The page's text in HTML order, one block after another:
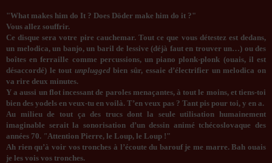
"What makes him do It ? Does Döder make him do it ?"
Vous allez souffrir.
Ce disque sera votre pire cauchemar. Tout ce que vous détestez est dedans,
un melodica, un banjo, un baril de lessive (déjà faut en trouver un…) ou des
boîtes en ferraille comme percussions, un piano plonk-plonk (ouais, il est
désaccordé) le tout unpluggedbien sûr, essaie d’électrifier un melodica on
va rire deux minutes.
Y a aussi un flot incessant de paroles menaçantes, à tout le moins, et tiens-toi
bien des yodels en veux-tu en voilà. T’en veux pas ? Tant pis pour toi, y en a.
Au milieu de tout ça des trucs dont la seule utilisation humainement
imaginable serait la sonorisation d’un dessin animé tchécoslovaque des
années 70. "Attention Pierre, le Loup, le Loup !"
Ah rien qu’à voir vos tronches à l’écoute du barouf je me marre. Bah ouais
je les vois vos tronches.